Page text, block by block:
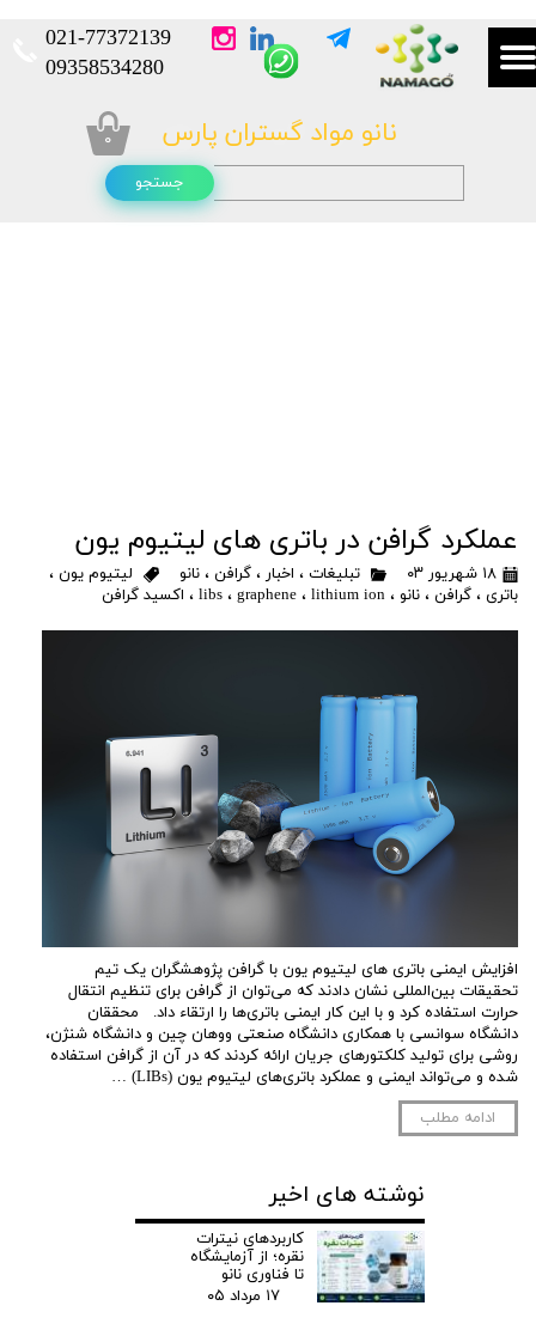
نانو مواد گستران پارس
021-77372139​​​​​​​
​​​​​​​09358534280
جستجو
۰
عملکرد گرافن در باتری های لیتیوم یون
۱۸ شهریور ۰۳ تبلیغات ، اخبار ، گرافن ، نانو لیتیوم یون ،
باتری ، گرافن ، نانو ، libs ، graphene ، lithium ion ، اکسید گرافن
افزایش ایمنی باتری های لیتیوم یون با گرافن پژوهشگران یک تیم
تحقیقات بین‌المللی نشان دادند که می‌توان از گرافن برای تنظیم انتقال
حرارت استفاده کرد و با این کار ایمنی باتری‌ها را ارتقاء داد. محققان
دانشگاه سوانسی با همکاری دانشگاه صنعتی ووهان چین و دانشگاه شنژن،
روشی برای تولید کلکتورهای جریان ارائه کردند که در آن از گرافن استفاده
شده و می‌تواند ایمنی و عملکرد باتری‌های لیتیوم یون (LIBs) …
ادامه مطلب
نوشته های اخیر
کاربردهای نیترات
نقره؛ از آزمایشگاه
تا فناوری نانو
۱۷ مرداد ۰۵